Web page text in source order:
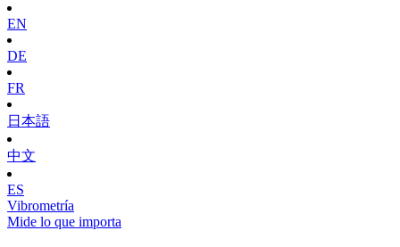
EN
DE
FR
日本語
中文
ES
Vibrometría
Mide lo que importa